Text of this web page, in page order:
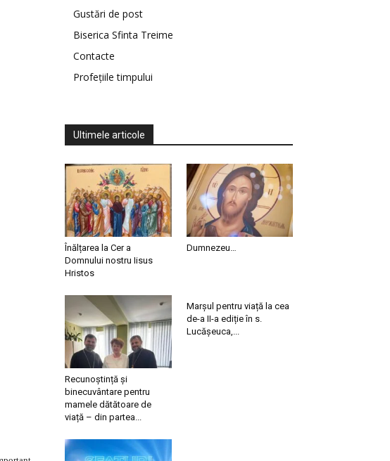
Gustări de post
Biserica Sfinta Treime
Contacte
Profețiile timpului
Ultimele articole
Înălțarea la Cer a
Domnului nostru Iisus
Hristos
Dumnezeu…
Recunoștință și
binecuvântare pentru
mamele dătătoare de
viață – din partea...
Marșul pentru viață la cea
de-a II-a ediție în s.
Lucășeuca,...